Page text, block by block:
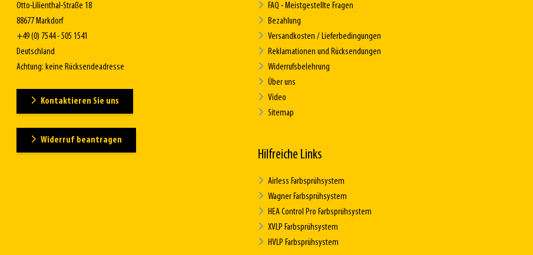
Otto-Lilienthal-Straße 18
88677 Markdorf
+49 (0) 7544 - 505 1541
Deutschland
Achtung: keine Rücksendeadresse
Kontaktieren Sie uns
Widerruf beantragen
FAQ - Meistgestellte Fragen
Bezahlung
Versandkosten / Lieferbedingungen
Reklamationen und Rücksendungen
Widerrufsbelehrung
Über uns
Video
Sitemap
Hilfreiche Links
Airless Farbsprühsystem
Wagner Farbsprühsystem
HEA Control Pro Farbsprühsystem
XVLP Farbsprühsystem
HVLP Farbsprühsystem